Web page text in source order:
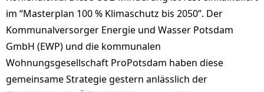
im “Masterplan 100 % Klimaschutz bis 2050”. Der
Kommunalversorger Energie und Wasser Potsdam
GmbH (EWP) und die kommunalen
Wohnungsgesellschaft ProPotsdam haben diese
gemeinsame Strategie gestern anlässlich der